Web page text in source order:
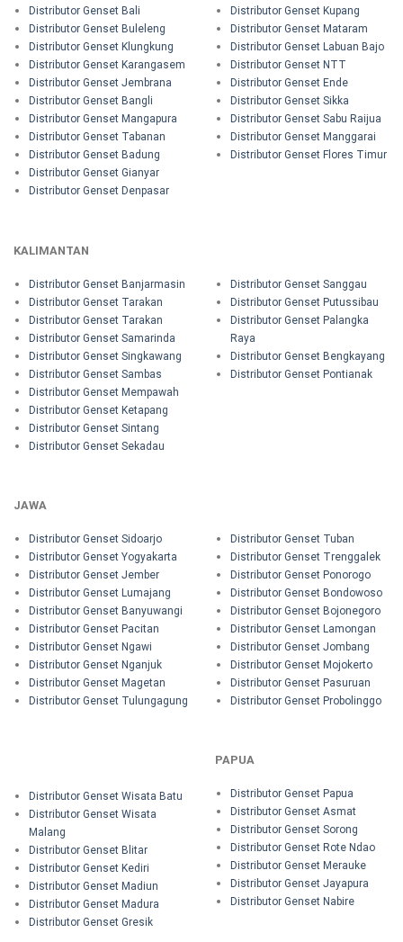
Distributor Genset Bali
Distributor Genset Buleleng
Distributor Genset Klungkung
Distributor Genset Karangasem
Distributor Genset Jembrana
Distributor Genset Bangli
Distributor Genset Mangapura
Distributor Genset Tabanan
Distributor Genset Badung
Distributor Genset Gianyar
Distributor Genset Denpasar
Distributor Genset Kupang
Distributor Genset Mataram
Distributor Genset Labuan Bajo
Distributor Genset NTT
Distributor Genset Ende
Distributor Genset Sikka
Distributor Genset Sabu Raijua
Distributor Genset Manggarai
Distributor Genset Flores Timur
KALIMANTAN
Distributor Genset Banjarmasin
Distributor Genset Tarakan
Distributor Genset Tarakan
Distributor Genset Samarinda
Distributor Genset Singkawang
Distributor Genset Sambas
Distributor Genset Mempawah
Distributor Genset Ketapang
Distributor Genset Sintang
Distributor Genset Sekadau
Distributor Genset Sanggau
Distributor Genset Putussibau
Distributor Genset Palangka
Raya
Distributor Genset Bengkayang
Distributor Genset Pontianak
JAWA
Distributor Genset Sidoarjo
Distributor Genset Yogyakarta
Distributor Genset Jember
Distributor Genset Lumajang
Distributor Genset Banyuwangi
Distributor Genset Pacitan
Distributor Genset Ngawi
Distributor Genset Nganjuk
Distributor Genset Magetan
Distributor Genset Tulungagung
Distributor Genset Tuban
Distributor Genset Trenggalek
Distributor Genset Ponorogo
Distributor Genset Bondowoso
Distributor Genset Bojonegoro
Distributor Genset Lamongan
Distributor Genset Jombang
Distributor Genset Mojokerto
Distributor Genset Pasuruan
Distributor Genset Probolinggo
Distributor Genset Wisata Batu
Distributor Genset Wisata
Malang
Distributor Genset Blitar
Distributor Genset Kediri
Distributor Genset Madiun
Distributor Genset Madura
Distributor Genset Gresik
PAPUA
Distributor Genset Papua
Distributor Genset Asmat
Distributor Genset Sorong
Distributor Genset Rote Ndao
Distributor Genset Merauke
Distributor Genset Jayapura
Distributor Genset Nabire